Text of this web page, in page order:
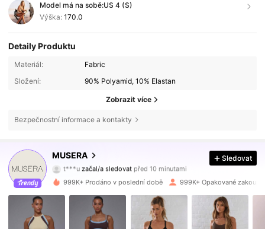
Model má na sobě:US 4 (S)
Výška: 170.0
Detaily Produktu
Materiál:
Fabric
Složení:
90% Polyamid, 10% Elastan
Zobrazit více
Bezpečnostní informace a kontakty
MUSERA
t***uzačal/a sledovat
k***pprochází
4.83
4.3M Sledující
4.3M Sledující
Sledovat
999K+ Prodáno v poslední době 999K+ Opakované